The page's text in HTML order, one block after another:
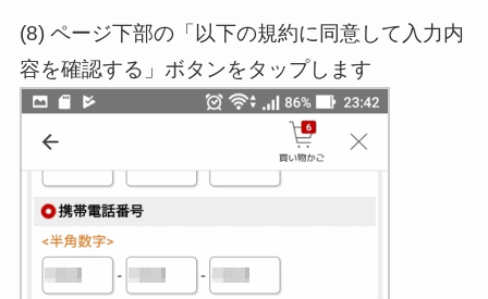
(8) ページ下部の「以下の規約に同意して入力内
容を確認する」ボタンをタップします